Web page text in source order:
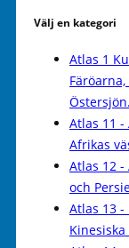
Välj en kategori
Atlas 1
Östersjön.
Atlas 11 -
Afrikas
Atlas 12 -
och
Atlas 13